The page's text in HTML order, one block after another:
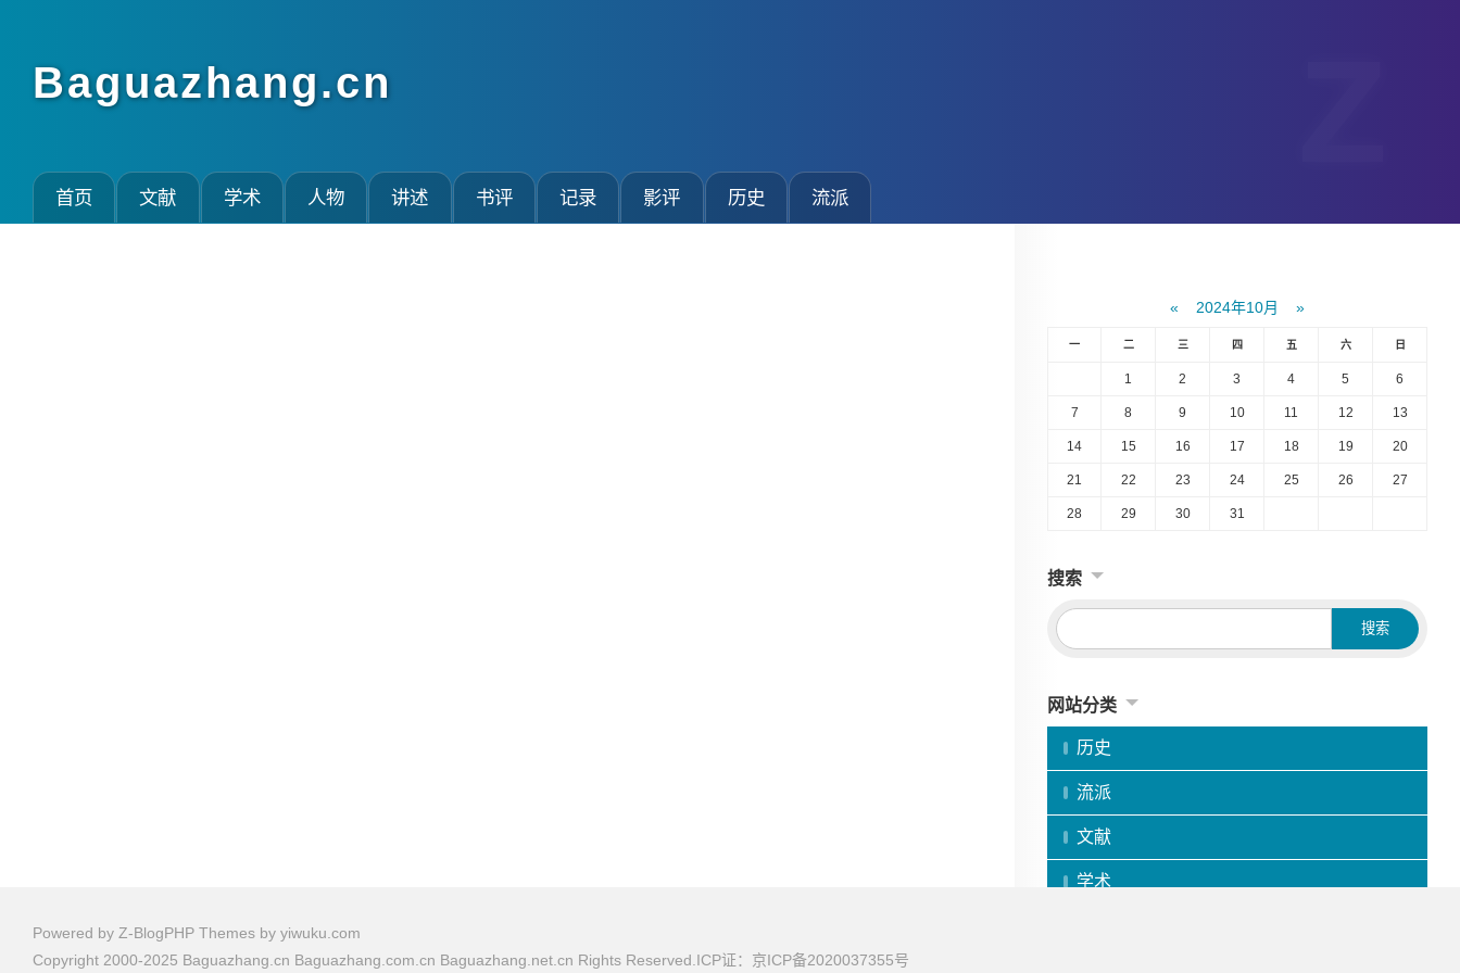
Baguazhang.cn
首页 文献 学术 人物 讲述 书评 记录 影评 历史 流派
« 2024年10月 »
一 二 三 四 五 六 日
1 2 3 4 5 6
7 8 9 10 11 12 13
14 15 16 17 18 19 20
21 22 23 24 25 26 27
28 29 30 31
搜索
网站分类
历史
流派
文献
学术
Powered by Z-BlogPHP Themes by yiwuku.com
Copyright 2000-2025 Baguazhang.cn Baguazhang.com.cn Baguazhang.net.cn Rights Reserved.ICP证：京ICP备2020037355号